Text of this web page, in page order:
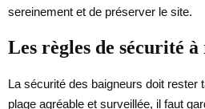
sereinement et de préserver le site.
Les règles de sécurité
La sécurité des baigneurs doit rester
plage agréable et surveillée, il faut